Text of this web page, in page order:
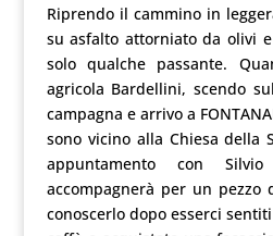
Riprendo il cammino in
su asfalto attorniato da olivi
solo qualche passante.
agricola Bardellini, scendo
campagna e arrivo a
sono vicino alla Chiesa della
appuntamento con
accompagnerà per un pezzo
conoscerlo dopo esserci